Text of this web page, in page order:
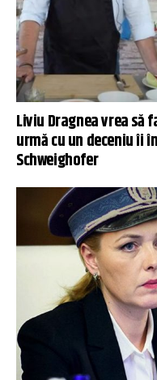
Liviu Dragnea vrea să
urmă cu un deceniu îi
Schweighofer